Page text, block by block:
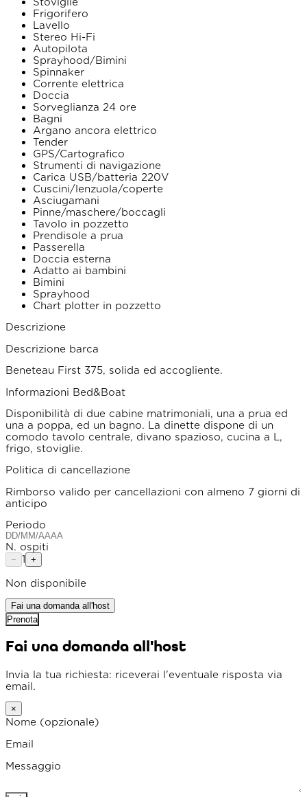
Frigorifero
Lavello
Stereo Hi-Fi
Autopilota
Sprayhood/Bimini
Spinnaker
Corrente elettrica
Doccia
Sorveglianza 24 ore
Bagni
Argano ancora elettrico
Tender
GPS/Cartografico
Strumenti di navigazione
Carica USB/batteria 220V
Cuscini/lenzuola/coperte
Asciugamani
Pinne/maschere/boccagli
Tavolo in pozzetto
Prendisole a prua
Passerella
Doccia esterna
Adatto ai bambini
Bimini
Sprayhood
Chart plotter in pozzetto
Descrizione
Descrizione barca
Beneteau First 375, solida ed accogliente.
Informazioni Bed&Boat
Disponibilità di due cabine matrimoniali, una a prua ed
una a poppa, ed un bagno. La dinette dispone di un
comodo tavolo centrale, divano spazioso, cucina a L,
frigo, stoviglie.
Politica di cancellazione
Rimborso valido per cancellazioni con almeno 7 giorni di
anticipo
Periodo
N. ospiti
− 1 +
Non disponibile
Fai una domanda all'host
Prenota
Fai una domanda all'host
Invia la tua richiesta: riceverai l'eventuale risposta via
email.
×
Nome (opzionale)
Email
Messaggio